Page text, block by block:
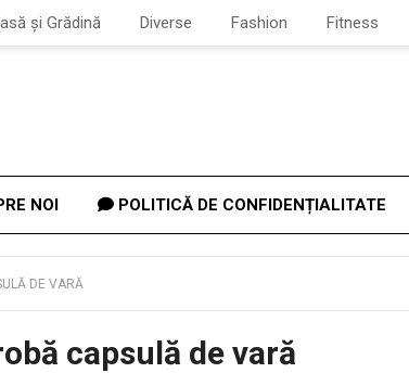
și Grădină Diverse Fashion Fitness
NOI POLITICĂ DE CONFIDENȚIALITATE
DE VARĂ
capsulă de vară